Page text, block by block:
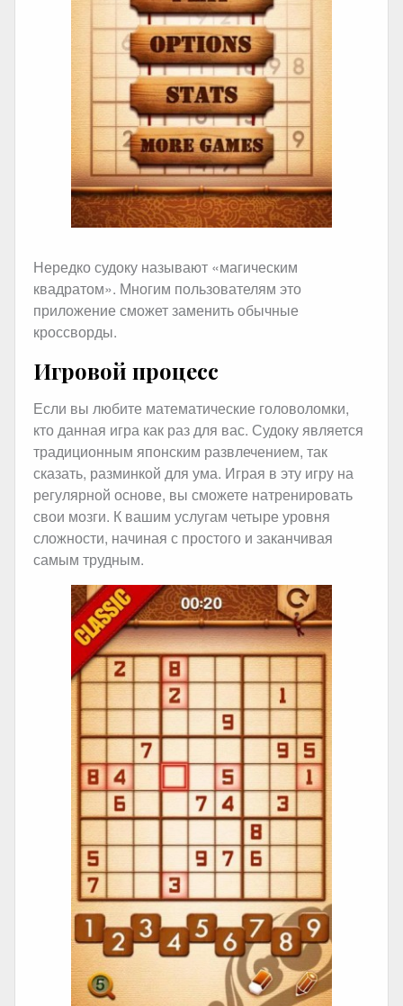
Нередко судоку называют «магическим
квадратом». Многим пользователям это
приложение сможет заменить обычные
кроссворды.
Игровой процесс
Если вы любите математические головоломки,
кто данная игра как раз для вас. Судоку является
традиционным японским развлечением, так
сказать, разминкой для ума. Играя в эту игру на
регулярной основе, вы сможете натренировать
свои мозги. К вашим услугам четыре уровня
сложности, начиная с простого и заканчивая
самым трудным.